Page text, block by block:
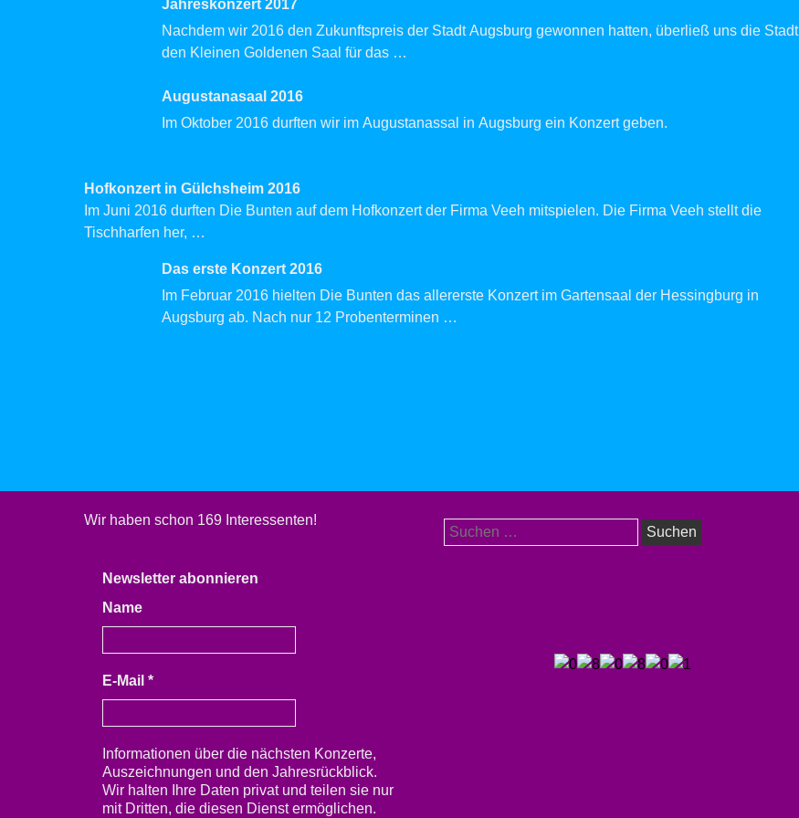
Jahreskonzert 2017
Nachdem wir 2016 den Zukunftspreis der Stadt Augsburg gewonnen hatten, überließ uns die Stadt
den Kleinen Goldenen Saal für das …
Augustanasaal 2016
Im Oktober 2016 durften wir im Augustanassal in Augsburg ein Konzert geben.
Hofkonzert in Gülchsheim 2016
Im Juni 2016 durften Die Bunten auf dem Hofkonzert der Firma Veeh mitspielen. Die Firma Veeh stellt die
Tischharfen her, …
Das erste Konzert 2016
Im Februar 2016 hielten Die Bunten das allererste Konzert im Gartensaal der Hessingburg in
Augsburg ab. Nach nur 12 Probenterminen …
Wir haben schon 169 Interessenten!
Newsletter abonnieren
Name
E-Mail *
Informationen über die nächsten Konzerte,
Auszeichnungen und den Jahresrückblick.
Wir halten Ihre Daten privat und teilen sie nur
mit Dritten, die diesen Dienst ermöglichen.
Suchen
nach: